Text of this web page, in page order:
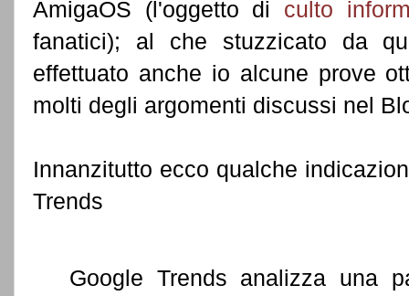
AmigaOS (l'oggetto di culto
fanatici); al che stuzzicato da
effettuato anche io alcune prove
molti degli argomenti discussi nel
Innanzitutto ecco qualche
Trends
Google Trends analizza una